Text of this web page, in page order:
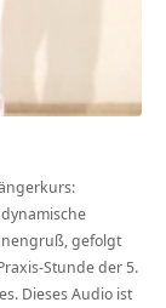
gefolgt
Stunde der 5.
Dieses Audio ist